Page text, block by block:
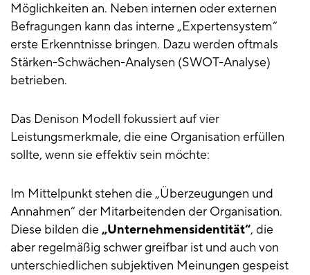
Möglichkeiten an. Neben internen oder externen
Befragungen kann das interne „Expertensystem“
erste Erkenntnisse bringen. Dazu werden oftmals
Stärken-Schwächen-Analysen (SWOT-Analyse)
betrieben.
Das Denison Modell fokussiert auf vier
Leistungsmerkmale, die eine Organisation erfüllen
sollte, wenn sie effektiv sein möchte:
Im Mittelpunkt stehen die „Überzeugungen und
Annahmen“ der Mitarbeitenden der Organisation.
Diese bilden die„Unternehmensidentität“, die
aber regelmäßig schwer greifbar ist und auch von
unterschiedlichen subjektiven Meinungen gespeist